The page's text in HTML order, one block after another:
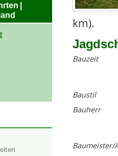
km).
Bauzeit
Baustil
Bauherr
Baumeister/
|